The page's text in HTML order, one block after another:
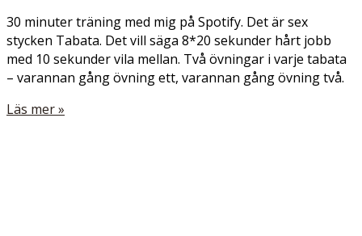
30 minuter träning med mig på Spotify. Det är sex
stycken Tabata. Det vill säga 8*20 sekunder hårt jobb
med 10 sekunder vila mellan. Två övningar i varje tabata
– varannan gång övning ett, varannan gång övning två.
Läs mer »